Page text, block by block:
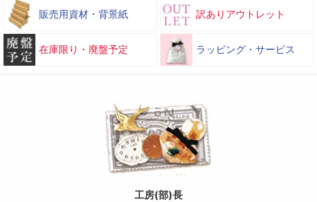
販売用資材・背景紙 訳ありアウトレット
在庫限り・廃盤予定 ラッピング・サービス
工房(部)長